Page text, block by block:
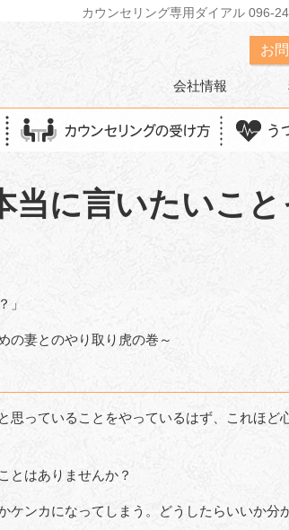
カウンセリング専用ダイアル 096-
お
会社情報
に言いたいこと
」
の妻とのやり取り虎の巻～
思っていることをやっているはず、これほど
とはありませんか？
ンカになってしまう。どうしたらいいか分